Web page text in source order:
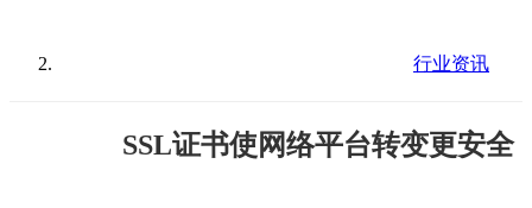
行业资讯
SSL证书使网络平台转变更安全